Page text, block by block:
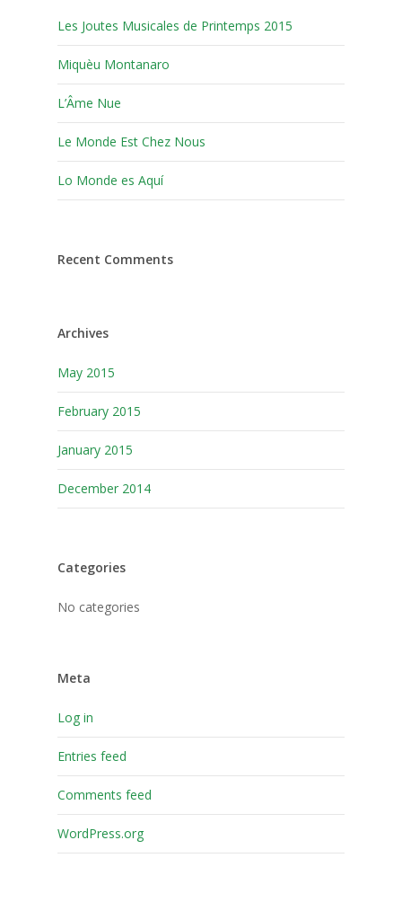
Les Joutes Musicales de Printemps 2015
Miquèu Montanaro
L’Âme Nue
Le Monde Est Chez Nous
Lo Monde es Aquí
Recent Comments
Archives
May 2015
February 2015
January 2015
December 2014
Categories
No categories
Meta
Log in
Entries feed
Comments feed
WordPress.org